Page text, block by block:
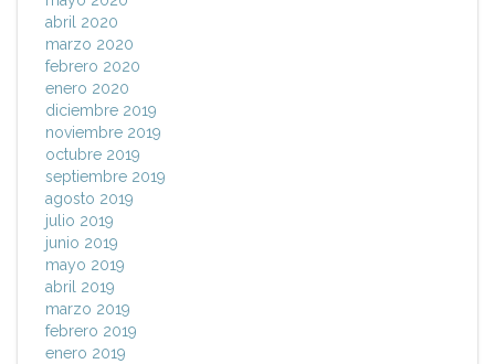
abril 2020
marzo 2020
febrero 2020
enero 2020
diciembre 2019
noviembre 2019
octubre 2019
septiembre 2019
agosto 2019
julio 2019
junio 2019
mayo 2019
abril 2019
marzo 2019
febrero 2019
enero 2019